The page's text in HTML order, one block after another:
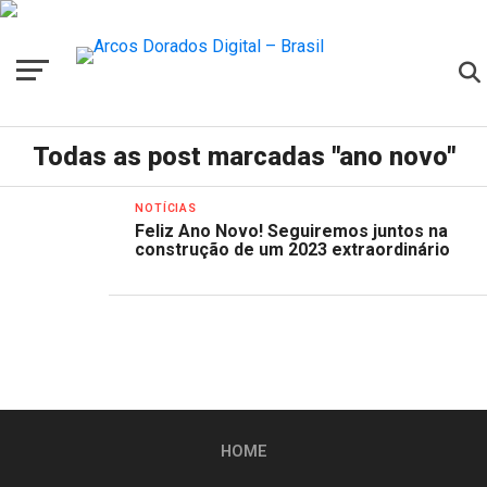
Todas as post marcadas "ano novo"
NOTÍCIAS
Feliz Ano Novo! Seguiremos juntos na
construção de um 2023 extraordinário
HOME